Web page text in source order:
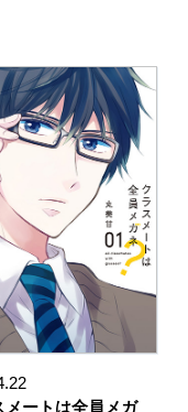
メートは全員メガ